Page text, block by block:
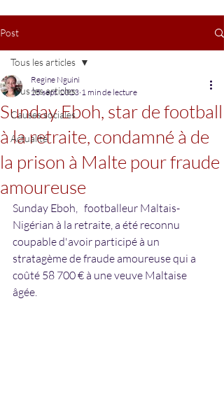
Post
Tous les articles
Causes sociales
Actualité
Tous les articles
Sunday Eboh, star de football
à la retraite, condamné à de
la prison à Malte pour fraude
amoureuse
Regine Nguini
25 sept. 2023 1 min de lecture
Sunday Eboh,   footballeur Maltais-
Nigérian à la retraite, a été reconnu
coupable d'avoir participé à un
stratagème de fraude amoureuse qui a
coûté 58 700 € à une veuve Maltaise
âgée.